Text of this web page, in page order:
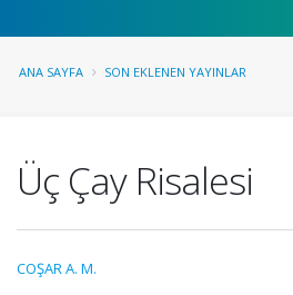
ANA SAYFA SON EKLENEN YAYINLAR
Üç Çay Risalesi
COŞAR A. M.